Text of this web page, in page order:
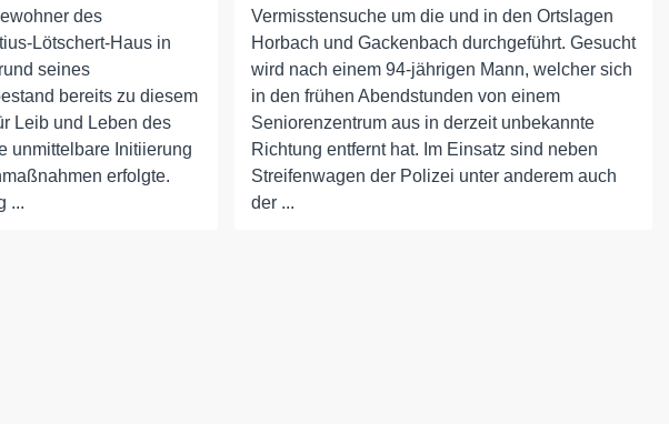
des
Lötschert-Haus in
seines
bereits zu diesem
Leib und Leben des
unmittelbare Initiierung
erfolgte.
...
Vermisstensuche um die und in den Ortslagen
Horbach und Gackenbach durchgeführt. Gesucht
wird nach einem 94-jährigen Mann, welcher sich
in den frühen Abendstunden von einem
Seniorenzentrum aus in derzeit unbekannte
Richtung entfernt hat. Im Einsatz sind neben
Streifenwagen der Polizei unter anderem auch
der ...